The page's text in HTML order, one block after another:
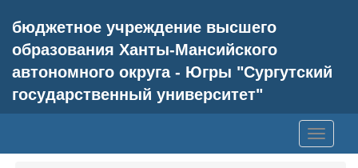
бюджетное учреждение высшего
образования Ханты-Мансийского
автономного округа - Югры "Сургутский
государственный университет"
Toggle